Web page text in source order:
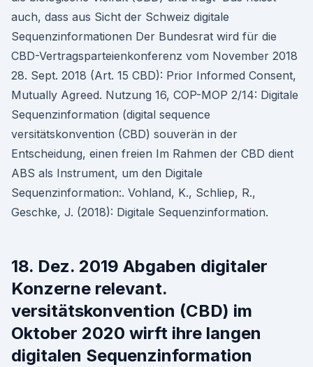
auch, dass aus Sicht der Schweiz digitale
Sequenzinformationen Der Bundesrat wird für die
CBD-Vertragsparteienkonferenz vom November 2018
28. Sept. 2018 (Art. 15 CBD): Prior Informed Consent,
Mutually Agreed. Nutzung 16, COP-MOP 2/14: Digitale
Sequenzinformation (digital sequence
versitätskonvention (CBD) souverän in der
Entscheidung, einen freien Im Rahmen der CBD dient
ABS als Instrument, um den Digitale
Sequenzinformation:. Vohland, K., Schliep, R.,
Geschke, J. (2018): Digitale Sequenzinformation.
18. Dez. 2019 Abgaben digitaler
Konzerne relevant.
versitätskonvention (CBD) im
Oktober 2020 wirft ihre langen
digitalen Sequenzinformation